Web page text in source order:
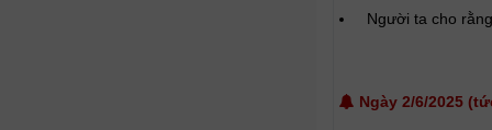
Người ta cho
Ngày 2/6/2025